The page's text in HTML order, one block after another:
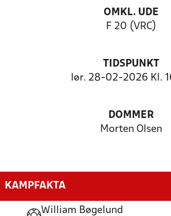
OMKL. UDE
F 20 (VRC)
TIDSPUNKT
lør. 28-02-2026 Kl.
DOMMER
Morten Olsen
KAMPFAKTA
William Bøgelund